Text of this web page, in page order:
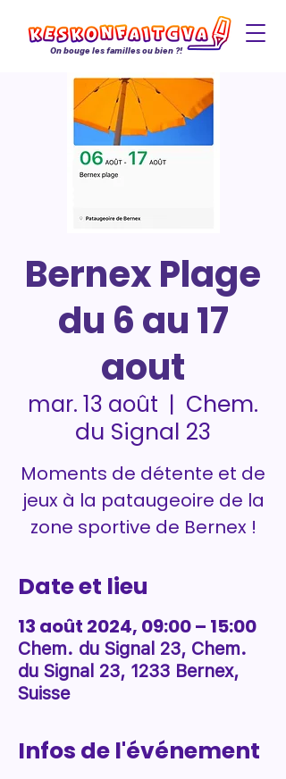
On bouge les familles ou bien ?!
Bernex Plage
du 6 au 17
aout
mar. 13 août
  |
Chem.
du Signal 23
Moments de détente et de
jeux à la pataugeoire de la
zone sportive de Bernex !
Date et lieu
13 août 2024, 09:00 – 15:00
Chem. du Signal 23, Chem.
du Signal 23, 1233 Bernex,
Suisse
Infos de l'événement